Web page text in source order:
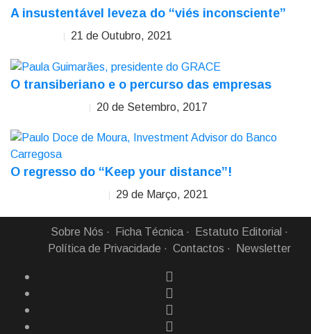
A insustentável leveza do “viés inconsciente”
21 de Outubro, 2021
O transiberiano e o percurso das empresas
20 de Setembro, 2017
O regresso do “Keep your distance”!
29 de Março, 2021
Sobre Nós Ficha Técnica
Estatuto Editorial
Política de Privacidade
Contactos Newsletter